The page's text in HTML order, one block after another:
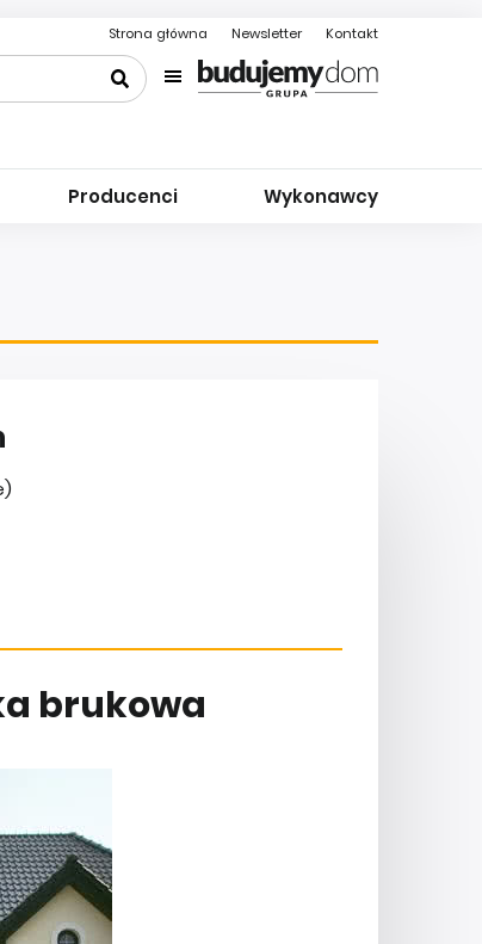
Strona główna Newsletter Kontakt
Producenci Wykonawcy
brukowa